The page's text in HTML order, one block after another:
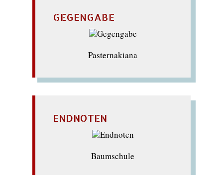
GEGENGABE
Pasternakiana
ENDNOTEN
Baumschule